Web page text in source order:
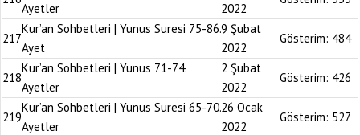
Ayetler
2022
217
Kur’an Sohbetleri | Yunus Suresi 75-86.
Ayet
9 Şubat
2022
Gösterim: 484
218
Kur’an Sohbetleri | Yunus 71-74.
Ayetler
2 Şubat
2022
Gösterim: 426
219
Kur’an Sohbetleri | Yunus Suresi 65-70.
Ayetler
26 Ocak
2022
Gösterim: 527